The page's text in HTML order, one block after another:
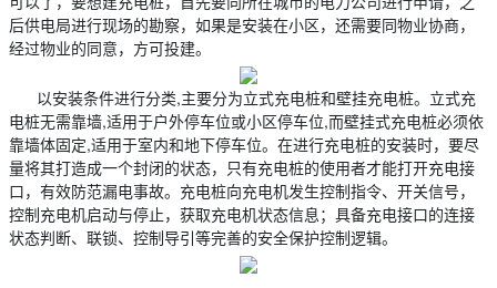
后供电局进行现场的勘察，如果是安装在小区，还需要同物业协商，
经过物业的同意，方可投建。
以安装条件进行分类,主要分为立式充电桩和壁挂充电桩。立式充
电桩无需靠墙,适用于户外停车位或小区停车位,而壁挂式充电桩必须依
靠墙体固定,适用于室内和地下停车位。在进行充电桩的安装时，要尽
量将其打造成一个封闭的状态，只有充电桩的使用者才能打开充电接
口，有效防范漏电事故。充电桩向充电机发生控制指令、开关信号，
控制充电机启动与停止，获取充电机状态信息；具备充电接口的连接
状态判断、联锁、控制导引等完善的安全保护控制逻辑。